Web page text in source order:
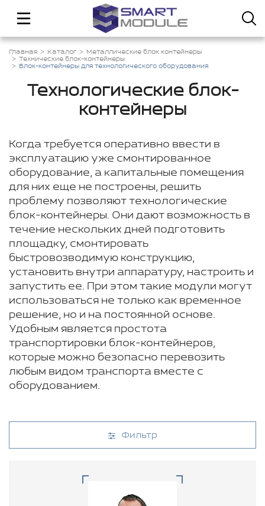
Главная Каталог
Металлические блок контейнеры
Технические блок-контейнеры
Блок-контейнеры для технологического оборудования
Технологические блок-
контейнеры
Когда требуется оперативно ввести в
эксплуатацию уже смонтированное
оборудование, а капитальные помещения
для них еще не построены, решить
проблему позволяют технологические
блок-контейнеры. Они дают возможность в
течение нескольких дней подготовить
площадку, смонтировать
быстровозводимую конструкцию,
установить внутри аппаратуру, настроить и
запустить ее. При этом такие модули могут
использоваться не только как временное
решение, но и на постоянной основе.
Удобным является простота
транспортировки блок-контейнеров,
которые можно безопасно перевозить
любым видом транспорта вместе с
оборудованием.
Фильтр